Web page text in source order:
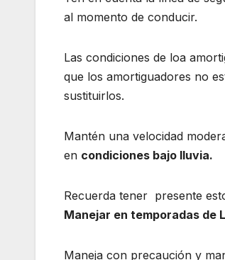
al momento de conducir.
Las condiciones de loa
que los amortiguadores no
sustituirlos.
Mantén una velocidad
en condiciones bajo lluvia.
Recuerda tener presente
Manejar en temporadas de
Maneja con precaución y